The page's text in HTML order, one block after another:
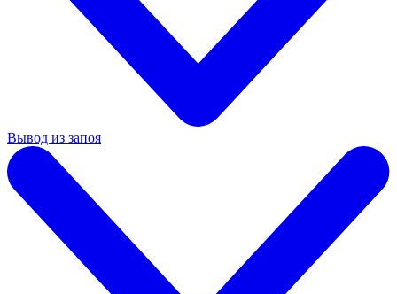
Вывод из запоя